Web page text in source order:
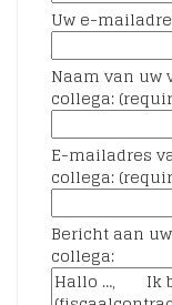
Uw e-
Naam van
collega:
E-mailadres
collega:
Bericht aan
collega: